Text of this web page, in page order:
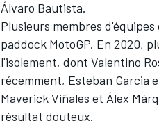
Álvaro Bautista.
Plusieurs membres
paddock MotoGP. En 2020,
l'isolement, dont Valentino
récemment, Esteban Garcia
Maverick Viñales et Álex
résultat douteux.